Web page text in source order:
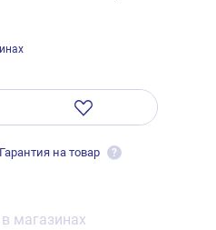
Гарантия на товар ?
магазинах